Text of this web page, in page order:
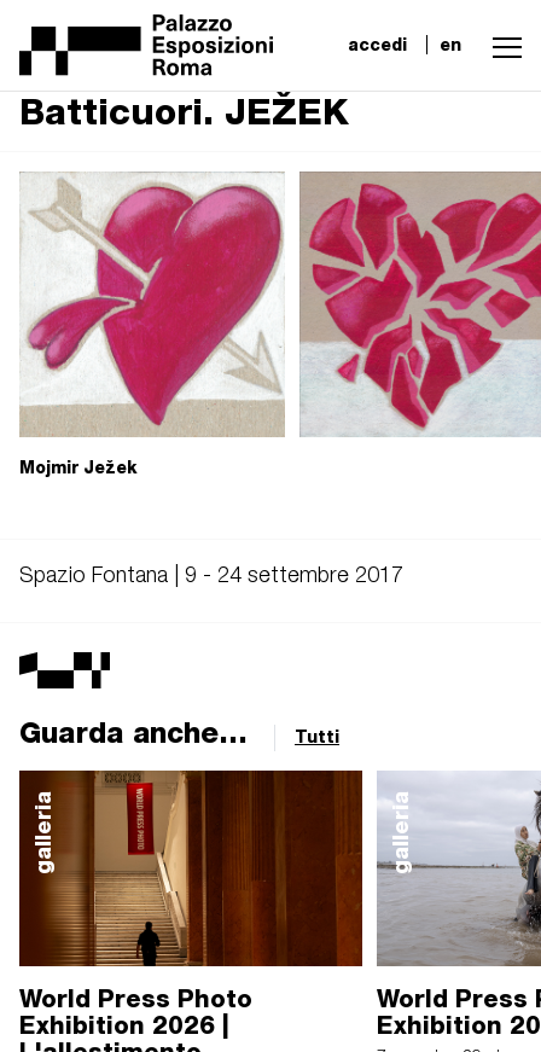
accedi en
Batticuori. JEŽEK
Mojmir Ježek
Spazio Fontana | 9 - 24 settembre 2017
Guarda anche... Tutti
galleria
World Press Photo
Exhibition 2026 |
galleria
World Press
Exhibition